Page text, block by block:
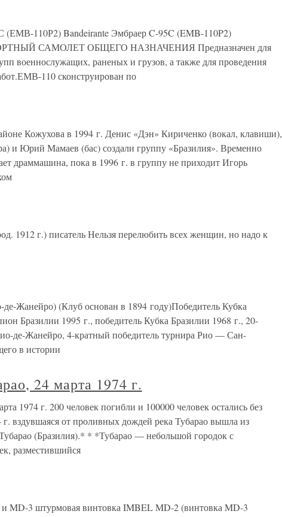
110Р2) Bandeirante Эмбраер C-95C (EMB-110P2)
САМОЛЕТ ОБЩЕГО НАЗНАЧЕНИЯ Предназначен для
военнослужащих, раненых и грузов, а также для проведения
110 сконструирован по
Кожухова в 1994 г. Денис «Дэн» Кириченко (вокал, клавиши),
и Юрий Мамаев (бас) создали группу «Бразилия». Временно
драммашина, пока в 1996 г. в группу не приходит Игорь
1912 г.) писатель Нельзя перелюбить всех женщин, но надо к
де-Жанейро) (Клуб основан в 1894 году)Победитель Кубка
Бразилии 1995 г., победитель Кубка Бразилии 1968 г., 20-
де-Жанейро, 4-кратный победитель турнира Рио — Сан-
в истории
24 марта 1974 г.
1974 г. 200 человек погибли и 100000 человек остались без
г. вздувшаяся от проливных дождей река Тубарао вышла из
(Бразилия).* * *Тубарао — небольшой городок с
разместившийся
3 штурмовая винтовка IMBEL MD-2 (винтовка MD-3